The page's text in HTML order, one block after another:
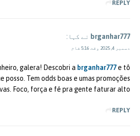
REPLY
brganhar777 نے کہا:
دسمبر 4, 2025 وقت 5:16 شام
galera! Descobri a brganhar777e tô
posso. Tem odds boas e umas promoções
Foco, força e fé pra gente faturar alto!
REPLY